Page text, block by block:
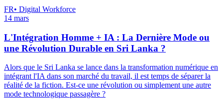
FR• Digital Workforce
14 mars
L'Intégration Homme + IA : La Dernière Mode ou
une Révolution Durable en Sri Lanka ?
Alors que le Sri Lanka se lance dans la transformation numérique en
intégrant l'IA dans son marché du travail, il est temps de séparer la
réalité de la fiction. Est-ce une révolution ou simplement une autre
mode technologique passagère ?